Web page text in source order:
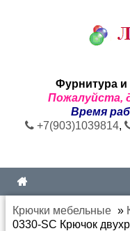
Фурнитура и
Пожалуйста,
Время
+7(903)1039814,
Крючки мебельные »
0330-SC Крючок